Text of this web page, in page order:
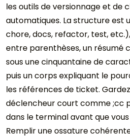
les outils de versionnage et de
automatiques. La structure est
chore, docs, refactor, test,
entre parenthèses, un résumé
sous une cinquantaine de
puis un corps expliquant le
les références de ticket.
déclencheur court comme ;cc
dans le terminal avant que
Remplir une ossature